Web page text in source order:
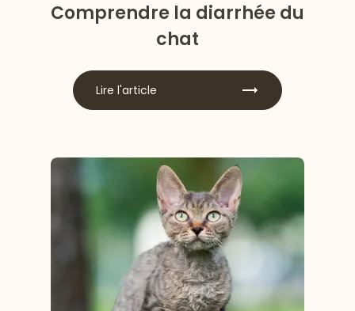
Comprendre la diarrhée du
chat
Lire l'article